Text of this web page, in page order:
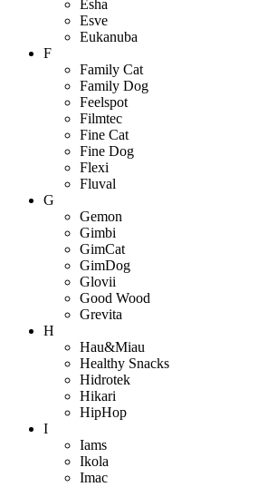
Esha
Esve
Eukanuba
F
Family Cat
Family Dog
Feelspot
Filmtec
Fine Cat
Fine Dog
Flexi
Fluval
G
Gemon
Gimbi
GimCat
GimDog
Glovii
Good Wood
Grevita
H
Hau&Miau
Healthy Snacks
Hidrotek
Hikari
HipHop
I
Iams
Ikola
Imac